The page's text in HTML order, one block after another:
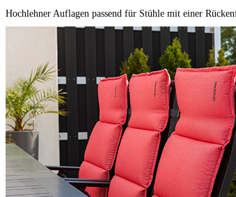
Hochlehner Auflagen passend für Stühle mit einer